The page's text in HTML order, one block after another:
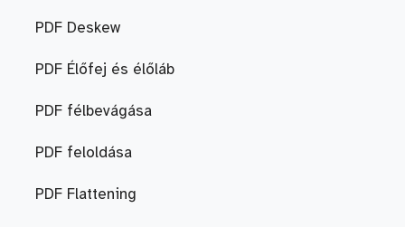
PDF Deskew
PDF Élőfej és élőláb
PDF félbevágása
PDF feloldása
PDF Flattening